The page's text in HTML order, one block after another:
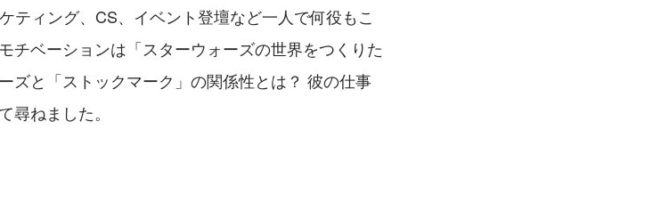
ティング、CS、イベント登壇など一人で何役もこ
チベーションは「スターウォーズの世界をつくりた
ズと「ストックマーク」の関係性とは？ 彼の仕事
尋ねました。